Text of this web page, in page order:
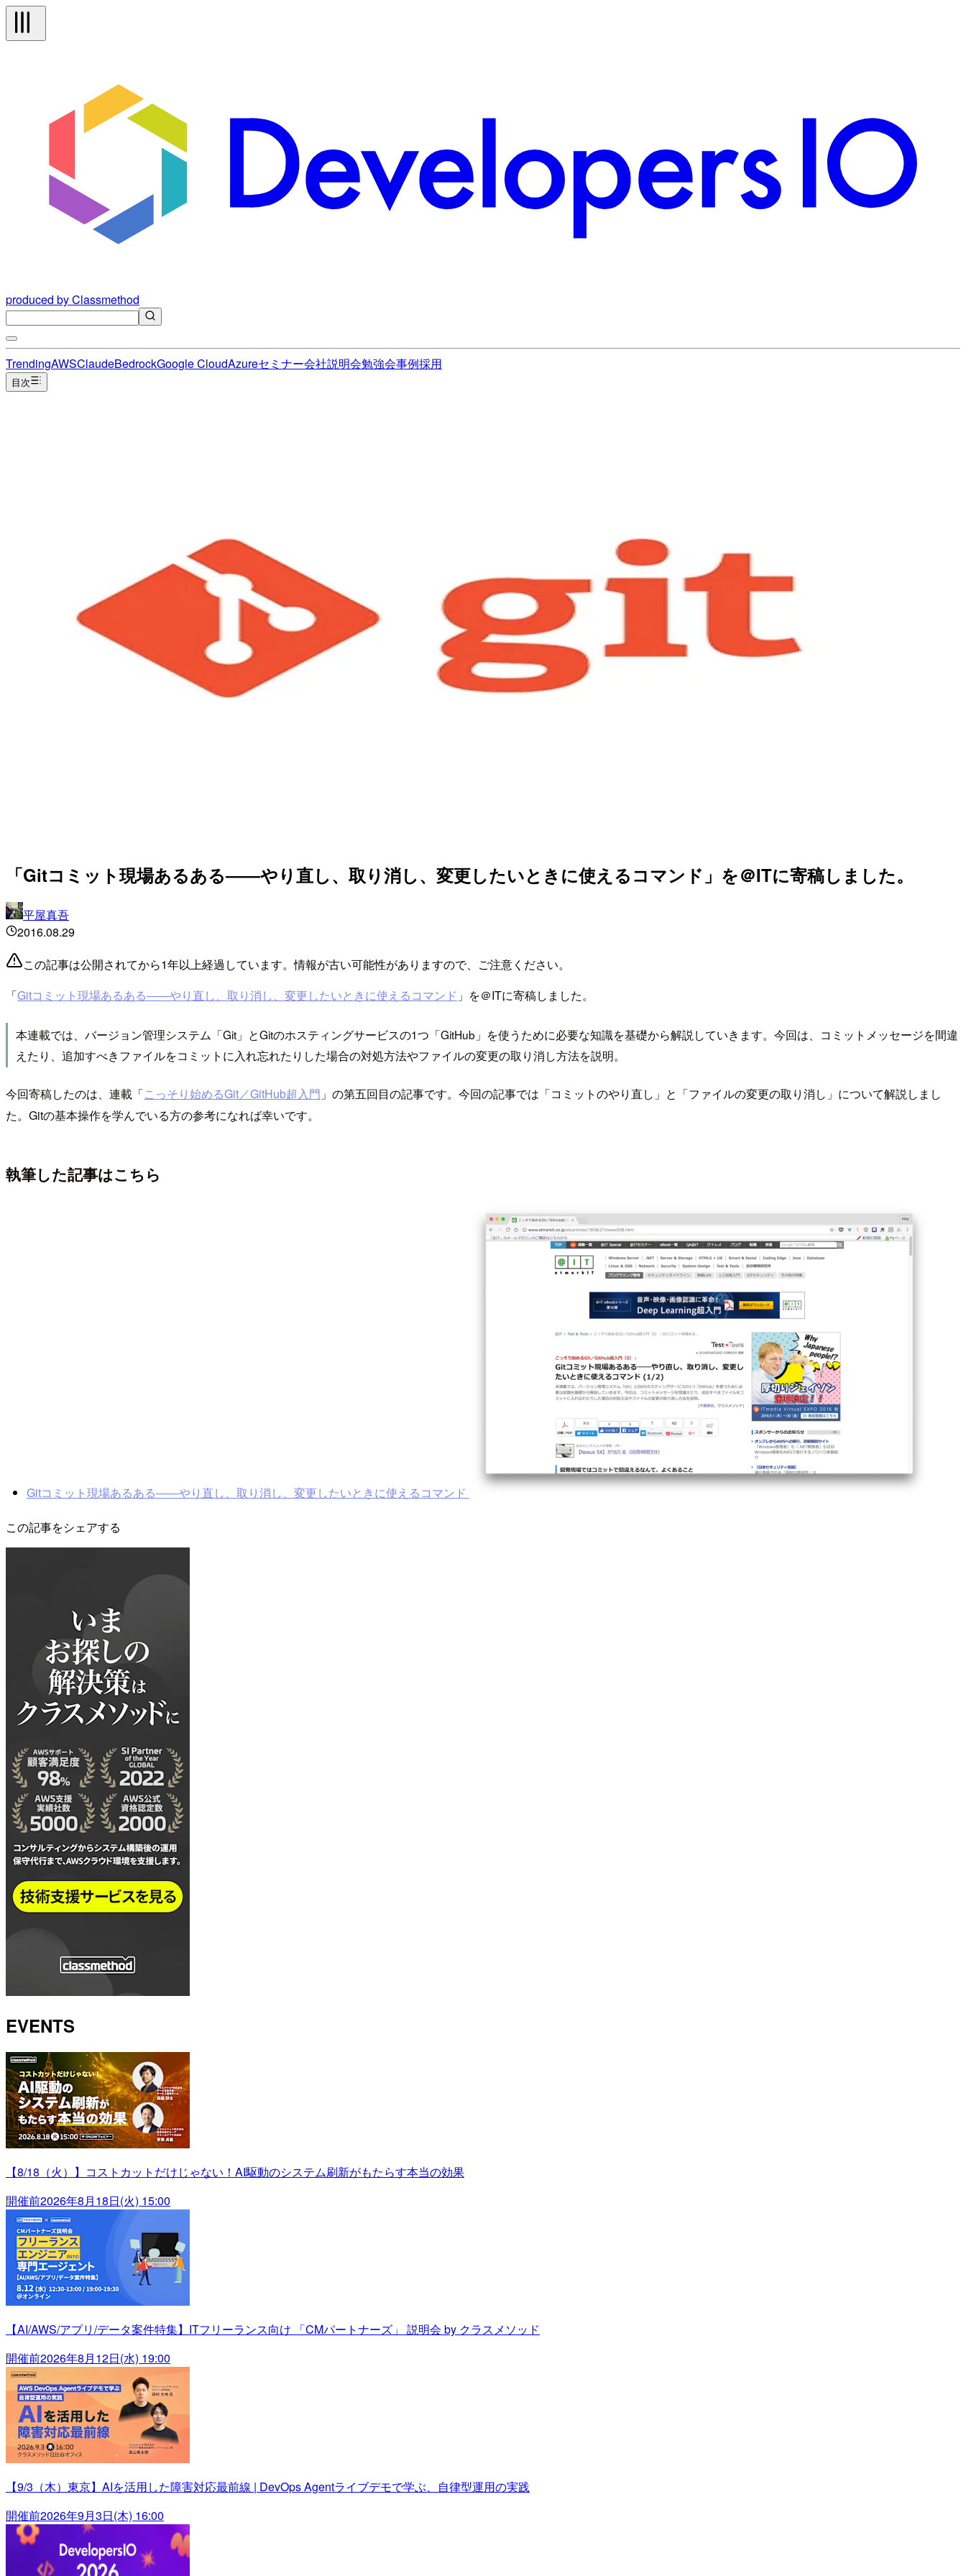
produced by Classmethod
TrendingAWSClaudeBedrockGoogle CloudAzureセミナー会社説明会勉強会事例採用
目次
「Gitコミット現場あるある――やり直し、取り消し、変更したいときに使えるコマンド」を＠ITに寄稿しました。
平屋真吾
2016.08.29
この記事は公開されてから1年以上経過しています。情報が古い可能性がありますので、ご注意ください。
「Gitコミット現場あるある――やり直し、取り消し、変更したいときに使えるコマンド 」を＠ITに寄稿しました。
本連載では、バージョン管理システム「Git」とGitのホスティングサービスの1つ「GitHub」を使うために必要な知識を基礎から解説していきます。今回は、コミットメッセージを間違
えたり、追加すべきファイルをコミットに入れ忘れたりした場合の対処方法やファイルの変更の取り消し方法を説明。
今回寄稿したのは、連載「こっそり始めるGit／GitHub超入門 」の第五回目の記事です。今回の記事では「コミットのやり直し」と「ファイルの変更の取り消し」について解説しまし
た。Gitの基本操作を学んでいる方の参考になれば幸いです。
執筆した記事はこちら
Gitコミット現場あるある――やり直し、取り消し、変更したいときに使えるコマンド
この記事をシェアする
EVENTS
【8/18（火）】コストカットだけじゃない！AI駆動のシステム刷新がもたらす本当の効果
開催前2026年8月18日(火) 15:00
【AI/AWS/アプリ/データ案件特集】ITフリーランス向け 「CMパートナーズ」 説明会 by クラスメソッド
開催前2026年8月12日(水) 19:00
【9/3（木）東京】AIを活用した障害対応最前線 | DevOps Agentライブデモで学ぶ、自律型運用の実践
開催前2026年9月3日(木) 16:00